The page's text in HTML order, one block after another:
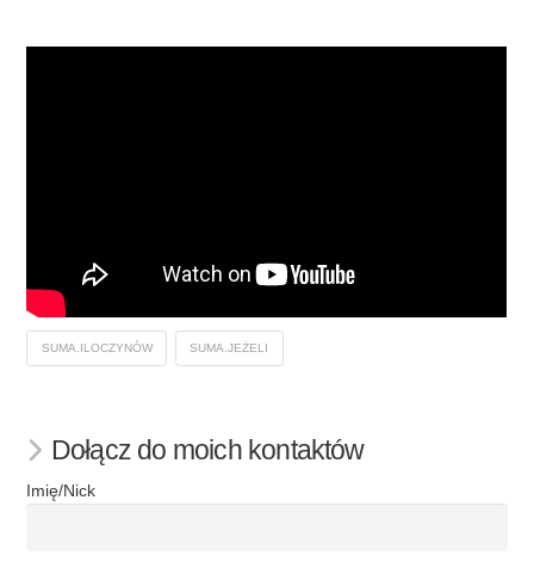
SUMA.ILOCZYNÓW SUMA.JEŻELI
Dołącz do moich kontaktów
Imię/Nick